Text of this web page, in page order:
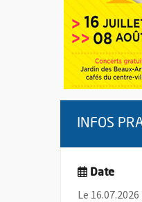
INFOS
Date
Le